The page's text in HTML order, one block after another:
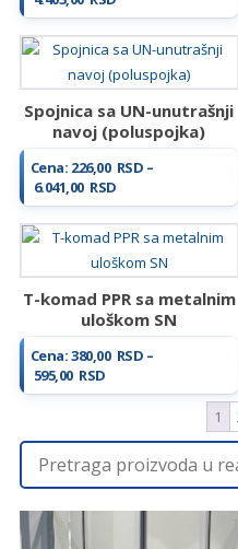
cena:
od
190,00 RSD
4.403,00 RSD
Spojnica sa UN-unutrašnji
navoj (poluspojka)
Cena: 226,00 RSD –
6.041,00 RSD
Raspon
cena:
od
226,00 RSD
6.041,00 RSD
T-komad PPR sa metalnim
uloškom SN
Cena:380,00 RSD –
595,00 RSD
Raspon
cena:
595,00 RSD
1